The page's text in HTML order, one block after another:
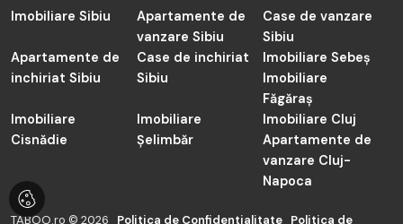
Imobiliare Sibiu
Apartamente de
vanzare Sibiu
Case de vanzare
Sibiu
Apartamente de
inchiriat Sibiu
Case de inchiriat
Sibiu
Imobiliare Sebeș
Imobiliare
Făgăraș
Imobiliare
Cisnădie
Imobiliare
Șelimbăr
Imobiliare Cluj
Apartamente de
vanzare Cluj-
Napoca
TABOO.ro © 2026 Politica de Confidentialitate Politica de